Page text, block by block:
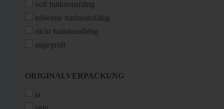
voll funktionsfähig
teilweise funktionsfähig
nicht funktionsfähig
ungeprüft
ORIGINALVERPACKUNG
ORIGINALVERPACKUNG
ja